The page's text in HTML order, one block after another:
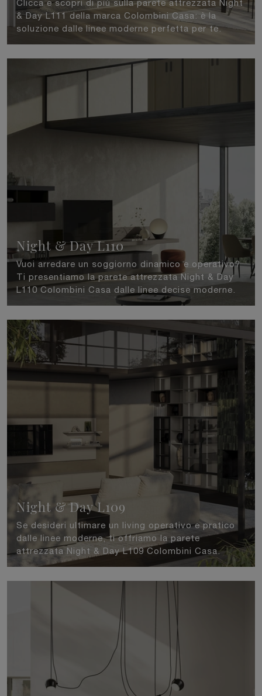
Clicca e scopri di più sulla parete attrezzata Night
& Day L111 della marca Colombini Casa: è la
soluzione dalle linee moderne perfetta per te.
Night & Day L110
Vuoi arredare un soggiorno dinamico e operativo?
Ti presentiamo la parete attrezzata Night & Day
L110 Colombini Casa dalle linee decise moderne.
Night & Day L109
Se desideri ultimare un living operativo e pratico
dalle linee moderne, ti offriamo la parete
attrezzata Night & Day L109 Colombini Casa.